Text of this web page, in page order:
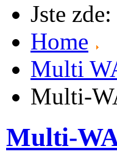
Jste zde:
Home
Multi
Multi-
Multi-